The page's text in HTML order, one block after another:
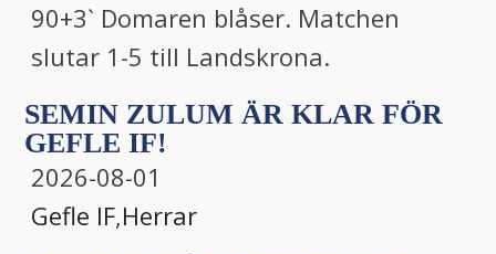
90+3` Domaren blåser. Matchen
slutar 1-5 till Landskrona.
SEMIN ZULUM ÄR KLAR FÖR
GEFLE IF!
2026-08-01
Gefle IF,Herrar